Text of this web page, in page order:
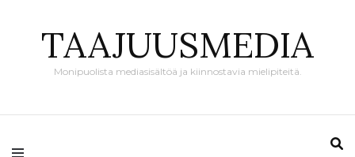
TAAJUUSMEDIA
Monipuolista mediasisältöä ja kiinnostavia mielipiteitä.